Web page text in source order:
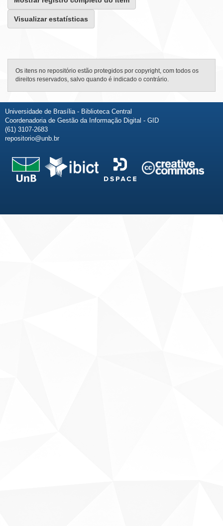
Visualizar estatísticas
Os itens no repositório estão protegidos por copyright, com todos os
direitos reservados, salvo quando é indicado o contrário.
Universidade de Brasília - Biblioteca Central
Coordenadoria de Gestão da Informação Digital - GID
(61) 3107-2683
repositorio@unb.br